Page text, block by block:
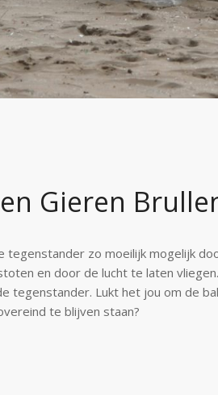
Gieren
tegenstander zo moeilijk mogelijk
en door de lucht te laten
tegenstander. Lukt het jou om de
te blijven staan?